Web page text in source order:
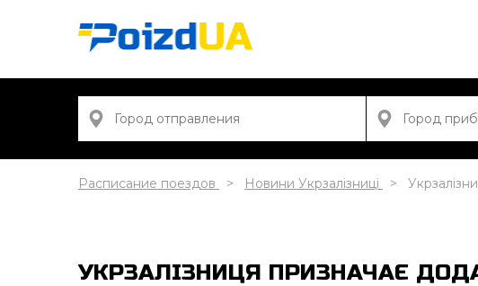
Расписание поездов Новини Укрзалізниці
УКРЗАЛІЗНИЦЯ ПРИЗНАЧАЄ